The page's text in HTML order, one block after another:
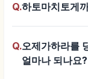
Q.하토마치토게
Q.오제가하라를
얼마나 되나요?